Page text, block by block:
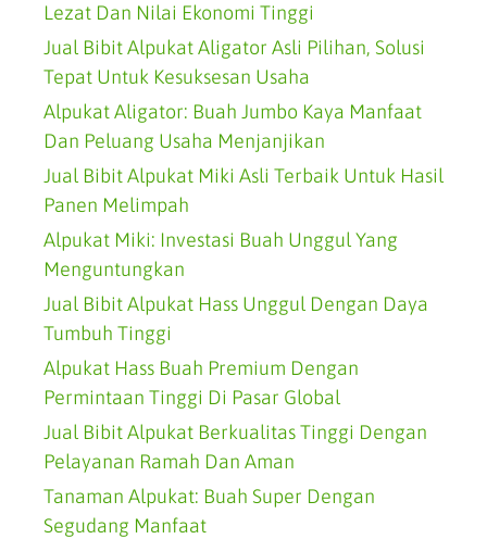
Lezat Dan Nilai Ekonomi Tinggi
Jual Bibit Alpukat Aligator Asli Pilihan, Solusi
Tepat Untuk Kesuksesan Usaha
Alpukat Aligator: Buah Jumbo Kaya Manfaat
Dan Peluang Usaha Menjanjikan
Jual Bibit Alpukat Miki Asli Terbaik Untuk Hasil
Panen Melimpah
Alpukat Miki: Investasi Buah Unggul Yang
Menguntungkan
Jual Bibit Alpukat Hass Unggul Dengan Daya
Tumbuh Tinggi
Alpukat Hass Buah Premium Dengan
Permintaan Tinggi Di Pasar Global
Jual Bibit Alpukat Berkualitas Tinggi Dengan
Pelayanan Ramah Dan Aman
Tanaman Alpukat: Buah Super Dengan
Segudang Manfaat